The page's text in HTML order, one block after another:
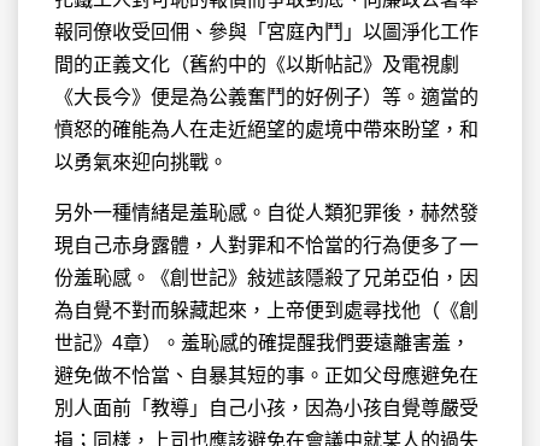
報同僚收受回佣、參與「宮庭內鬥」以圖淨化工作
間的正義文化（舊約中的《以斯帖記》及電視劇
《大長今》便是為公義奮鬥的好例子）等。適當的
憤怒的確能為人在走近絕望的處境中帶來盼望，和
以勇氣來迎向挑戰。
另外一種情緒是羞恥感。自從人類犯罪後，赫然發
現自己赤身露體，人對罪和不恰當的行為便多了一
份羞恥感。《創世記》敍述該隱殺了兄弟亞伯，因
為自覺不對而躲藏起來，上帝便到處尋找他（《創
世記》4章）。羞恥感的確提醒我們要遠離害羞，
避免做不恰當、自暴其短的事。正如父母應避免在
別人面前「教導」自己小孩，因為小孩自覺尊嚴受
損；同樣，上司也應該避免在會議中就某人的過失